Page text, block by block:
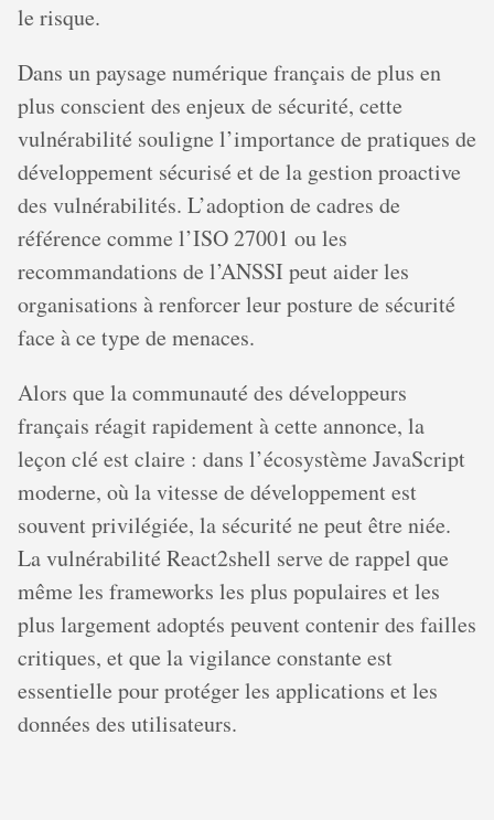
le risque.
Dans un paysage numérique français de plus en
plus conscient des enjeux de sécurité, cette
vulnérabilité souligne l’importance de pratiques de
développement sécurisé et de la gestion proactive
des vulnérabilités. L’adoption de cadres de
référence comme l’ISO 27001 ou les
recommandations de l’ANSSI peut aider les
organisations à renforcer leur posture de sécurité
face à ce type de menaces.
Alors que la communauté des développeurs
français réagit rapidement à cette annonce, la
leçon clé est claire : dans l’écosystème JavaScript
moderne, où la vitesse de développement est
souvent privilégiée, la sécurité ne peut être niée.
La vulnérabilité React2shell serve de rappel que
même les frameworks les plus populaires et les
plus largement adoptés peuvent contenir des failles
critiques, et que la vigilance constante est
essentielle pour protéger les applications et les
données des utilisateurs.